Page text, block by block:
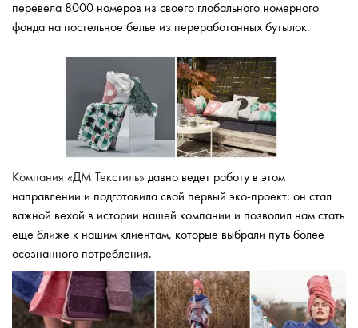
перевела 8000 номеров из своего глобального номерного
фонда на постельное белье из переработанных бутылок.
Компания «ДМ Текстиль» давно ведет работу в этом
направлении и подготовила свой первый эко-проект: он стал
важной вехой в истории нашей компании и позволил нам стать
еще ближе к нашим клиентам, которые выбрали путь более
осознанного потребления.